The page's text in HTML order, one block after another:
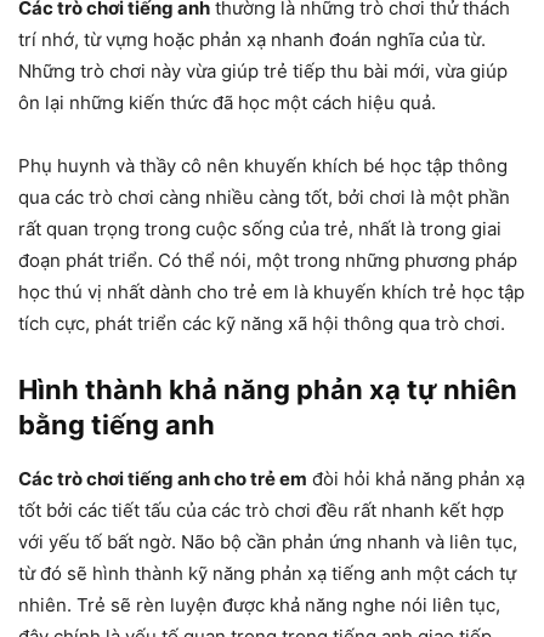
Các trò chơi tiếng anh thường là những trò chơi thử thách
trí nhớ, từ vựng hoặc phản xạ nhanh đoán nghĩa của từ.
Những trò chơi này vừa giúp trẻ tiếp thu bài mới, vừa giúp
ôn lại những kiến thức đã học một cách hiệu quả.
Phụ huynh và thầy cô nên khuyến khích bé học tập thông
qua các trò chơi càng nhiều càng tốt, bởi chơi là một phần
rất quan trọng trong cuộc sống của trẻ, nhất là trong giai
đoạn phát triển. Có thể nói, một trong những phương pháp
học thú vị nhất dành cho trẻ em là khuyến khích trẻ học tập
tích cực, phát triển các kỹ năng xã hội thông qua trò chơi.
Hình thành khả năng phản xạ tự nhiên
bằng tiếng anh
Các trò chơi tiếng anh cho trẻ em đòi hỏi khả năng phản xạ
tốt bởi các tiết tấu của các trò chơi đều rất nhanh kết hợp
với yếu tố bất ngờ. Não bộ cần phản ứng nhanh và liên tục,
từ đó sẽ hình thành kỹ năng phản xạ tiếng anh một cách tự
nhiên. Trẻ sẽ rèn luyện được khả năng nghe nói liên tục,